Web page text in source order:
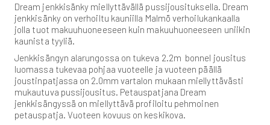
Dream jenkkisänky miellyttävällä pussijousituksella. Dream
jenkkisänky on verhoiltu kauniilla Malmö verhoilukankaalla
jolla tuot makuuhuoneeseen kuin makuuhuoneeseen uniikin
kaunista tyyliä.
Jenkkisängyn alarungossa on tukeva 2.2m bonnel jousitus
luomassa tukevaa pohjaa vuoteelle ja vuoteen päällä
joustinpatjassa on 2.0mm vartalon mukaan miellyttävästi
mukautuva pussijousitus. Petauspatjana Dream
jenkkisängyssä on miellyttävä profiloitu pehmoinen
petauspatja. Vuoteen kovuus on keskikova.